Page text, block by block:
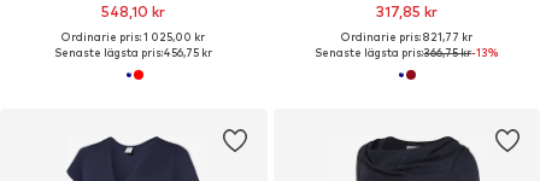
548,10 kr
Ordinarie pris: 1 025,00 kr
Senaste lägsta pris:456,75 kr
317,85 kr
Ordinarie pris: 821,77 kr
Senaste lägsta pris:366,75 kr-13%